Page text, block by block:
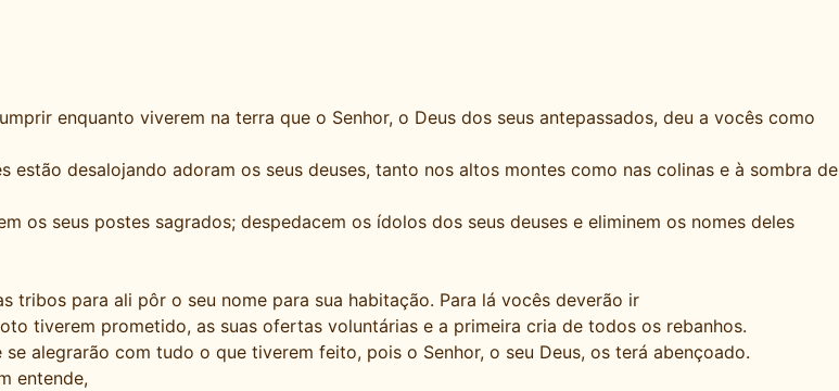
enquanto viverem na terra que o Senhor, o Deus dos seus antepassados, deu a vocês como
desalojando adoram os seus deuses, tanto nos altos montes como nas colinas e à sombra de
os seus postes sagrados; despedacem os ídolos dos seus deuses e eliminem os nomes deles
tribos para ali pôr o seu nome para sua habitação. Para lá vocês deverão ir
tiverem prometido, as suas ofertas voluntárias e a primeira cria de todos os rebanhos.
alegrarão com tudo o que tiverem feito, pois o Senhor, o seu Deus, os terá abençoado.
entende,